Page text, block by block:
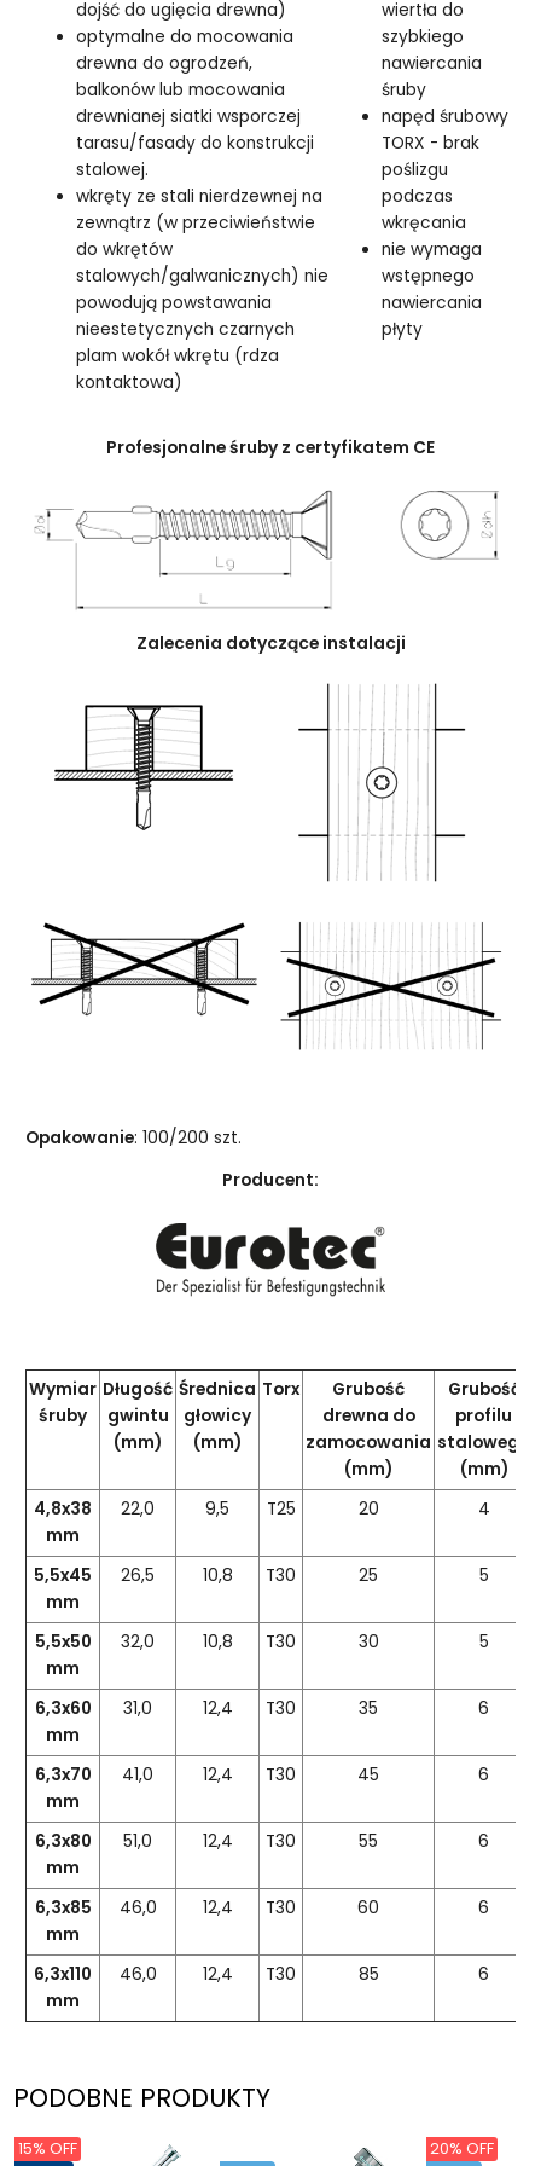
dojść do ugięcia drewna)
optymalne do mocowania
drewna do ogrodzeń,
balkonów lub mocowania
drewnianej siatki wsporczej
tarasu/fasady do konstrukcji
stalowej.
wkręty ze stali nierdzewnej na
zewnątrz (w przeciwieństwie
do wkrętów
stalowych/galwanicznych) nie
powodują powstawania
nieestetycznych czarnych
plam wokół wkrętu (rdza
kontaktowa)
wiertła do
szybkiego
nawiercania
śruby
napęd śrubowy
TORX - brak
poślizgu
podczas
wkręcania
nie wymaga
wstępnego
nawiercania
płyty
Profesjonalne śruby z certyfikatem CE
Zalecenia dotyczące instalacji
Opakowanie: 100/200 szt.
Producent:
Wymiar
śruby
Długość
gwintu
(mm)
Średnica
głowicy
(mm)
Torx
Grubość
drewna do
zamocowania
(mm)
Grubość
profilu
stalowego
(mm)
4,8x38
mm
22,0 9,5 T25 20 4
5,5x45
mm
26,5 10,8 T30 25 5
5,5x50
mm
32,0 10,8 T30 30 5
6,3x60
mm
31,0 12,4 T30 35 6
6,3x70
mm
41,0 12,4 T30 45 6
6,3x80
mm
51,0 12,4 T30 55 6
6,3x85
mm
46,0 12,4 T30 60 6
6,3x110
mm
46,0 12,4 T30 85 6
PODOBNE PRODUKTY
15% OFF 20% OFF